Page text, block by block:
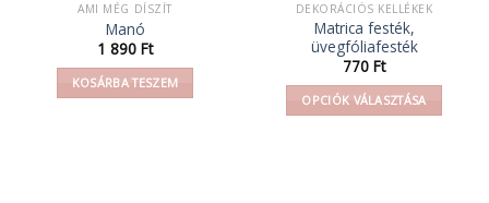
AMI MÉG DÍSZÍT
Manó
1 890 Ft
KOSÁRBA TESZEM
DEKORÁCIÓS KELLÉKEK
Matrica festék,
üvegfóliafesték
770 Ft
OPCIÓK VÁLASZTÁSA